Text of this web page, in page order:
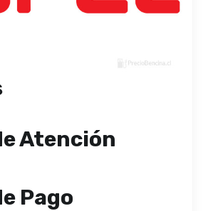
Atención
Pago